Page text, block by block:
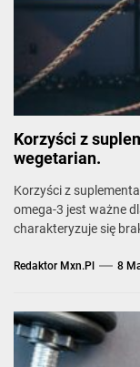
Korzyści z
wegetarian.
Korzyści z
omega-3 jest ważne
charakteryzuje się
Redaktor Mxn.pl 8